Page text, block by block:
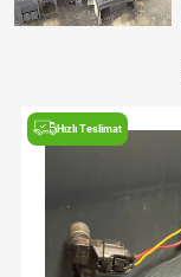
Hızlı Teslimat